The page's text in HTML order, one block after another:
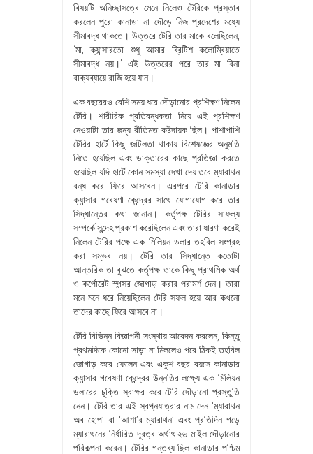
বিষয়টি অনিচ্ছাসত্বে মেনে নিলেও টেরিকে প্রস্তাব
করলেন পুরো কানাডা না দৌড়ে নিজ প্রদেশের মধ্যে
সীমাবদ্ধ থাকতে। উত্তরে টেরি তার মাকে বলেছিলেন,
‘মা, ক্যান্সারতো শুধু আমার ব্রিটিশ কলোম্বিয়াতে
সীমাবদ্ধ নয়।’ এই উত্তরের পরে তার মা বিনা
বাক্যব্যায়ে রাজি হয়ে যান।
এক বছরেরও বেশি সময় ধরে দৌড়ানোর প্রশিক্ষণ নিলেন
টেরি। শারীরিক প্রতিবন্ধকতা নিয়ে এই প্রশিক্ষণ
নেওয়াটা তার জন্য রীতিমত কষ্টদায়ক ছিল। পাশাপাশি
টেরির হার্টে কিছু জটিলতা থাকায় বিশেষজ্ঞের অনুমতি
নিতে হয়েছিল এবং ডাক্তারের কাছে প্রতিজ্ঞা করতে
হয়েছিল যদি হার্টে কোন সমস্যা দেখা দেয় তবে ম্যারাথন
বন্ধ করে ফিরে আসবেন। এরপরে টেরি কানাডার
ক্যান্সার গবেষণা কেন্দ্রের সাথে যোগাযোগ করে তার
সিদ্ধান্তের কথা জানান। কর্তৃপক্ষ টেরির সাফল্য
সম্পর্কে সন্দেহ প্রকাশ করেছিলেন এবং তারা ধারণা করেই
নিলেন টেরির পক্ষে এক মিলিয়ন ডলার তহবিল সংগ্রহ
করা সম্ভব নয়। টেরি তার সিদ্ধান্তে কতোটা
আন্তরিক তা বুঝতে কর্তৃপক্ষ তাকে কিছু প্রাথমিক অর্থ
ও কর্পোরেট স্পন্সর জোগাড় করার পরামর্শ দেন। তারা
মনে মনে ধরে নিয়েছিলেন টেরি সফল হয়ে আর কখনো
তাদের কাছে ফিরে আসবে না।
টেরি বিভিন্ন বিজ্ঞাপনী সংস্থায় আবেদন করলেন, কিন্তু
প্রথমদিকে কোনো সাড়া না মিললেও পরে ঠিকই তহবিল
জোগাড় করে ফেলেন এবং একুশ বছর বয়সে কানাডার
ক্যান্সার গবেষণা কেন্দ্রের উন্নতির লক্ষ্যে এক মিলিয়ন
ডলারের চুক্তি স্বাক্ষর করে টেরি দৌড়ানো প্রস্তুতি
নেন। টেরি তার এই স্বপ্নযাত্রার নাম দেন ‘ম্যারাথন
অব হোপ’ বা ‘আশা’র ম্যারাথন’ এবং প্রতিদিন গড়ে
ম্যারাথনের নির্ধারিত দূরত্ব অর্থাৎ ২৬ মাইল দৌড়ানোর
পরিকল্পনা করেন। টেরির গন্তব্য ছিল কানাডার পশ্চিম